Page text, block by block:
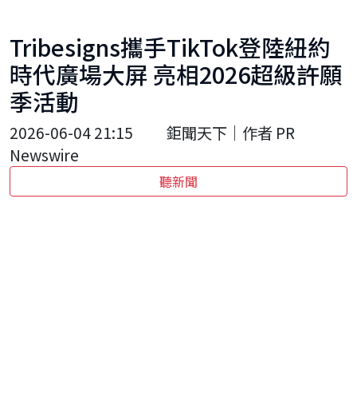
Tribesigns攜手TikTok登陸紐約
時代廣場大屏 亮相2026超級許願
季活動
2026-06-04 21:15
鉅聞天下｜作者 PR
Newswire
聽新聞